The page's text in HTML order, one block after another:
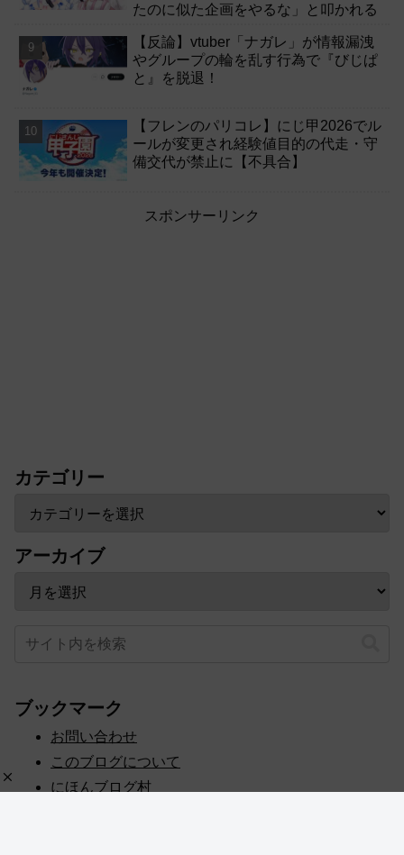
たのに似た企画をやるな」と叩かれる
【反論】vtuber「ナガレ」が情報漏洩
やグループの輪を乱す行為で『びじぱ
と』を脱退！
【フレンのパリコレ】にじ甲2026でル
ールが変更され経験値目的の代走・守
備交代が禁止に【不具合】
スポンサーリンク
カテゴリー
アーカイブ
ブックマーク
お問い合わせ
このブログについて
にほんブログ村